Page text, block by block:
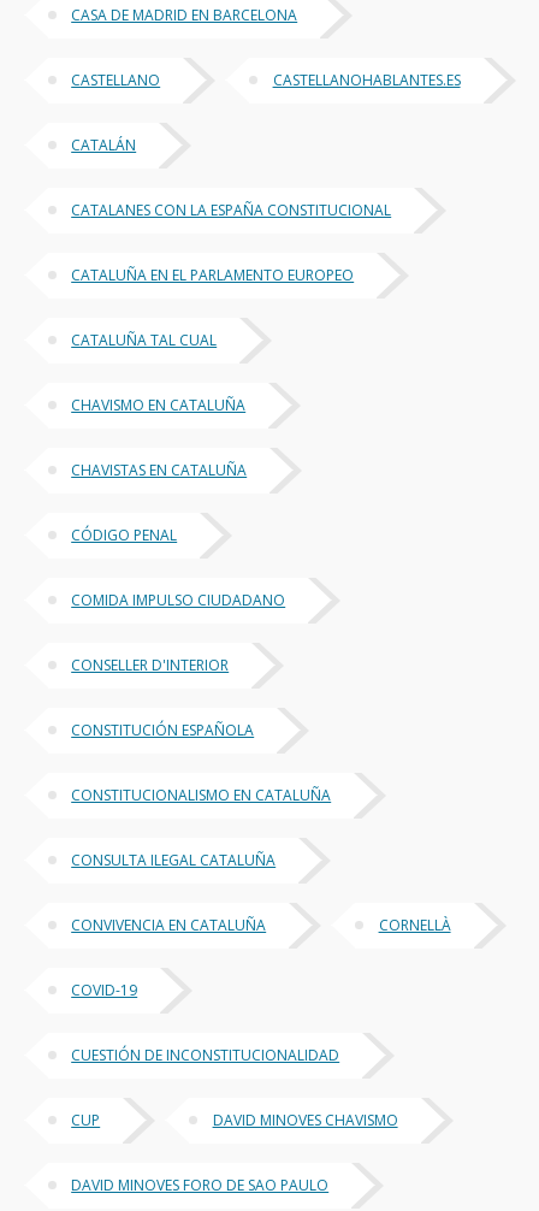
CASA DE MADRID EN BARCELONA
CASTELLANO CASTELLANOHABLANTES.ES
CATALÁN
CATALANES CON LA ESPAÑA CONSTITUCIONAL
CATALUÑA EN EL PARLAMENTO EUROPEO
CATALUÑA TAL CUAL
CHAVISMO EN CATALUÑA
CHAVISTAS EN CATALUÑA
CÓDIGO PENAL
COMIDA IMPULSO CIUDADANO
CONSELLER D'INTERIOR
CONSTITUCIÓN ESPAÑOLA
CONSTITUCIONALISMO EN CATALUÑA
CONSULTA ILEGAL CATALUÑA
CONVIVENCIA EN CATALUÑA CORNELLÀ
COVID-19
CUESTIÓN DE INCONSTITUCIONALIDAD
CUP DAVID MINOVES CHAVISMO
DAVID MINOVES FORO DE SAO PAULO